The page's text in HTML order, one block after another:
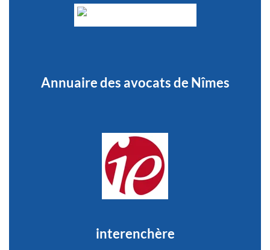
Annuaire des avocats de Nîmes
interenchère